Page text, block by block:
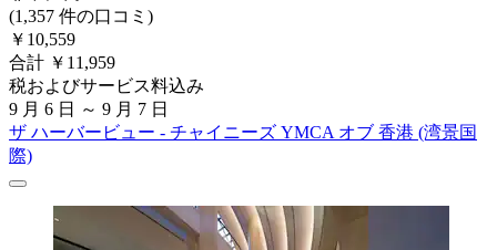
(1,357 件の口コミ)
￥10,559
合計 ￥11,959
税およびサービス料込み
9 月 6 日 ～ 9 月 7 日
ザ ハーバービュー - チャイニーズ YMCA オブ 香港 (湾景国
際)